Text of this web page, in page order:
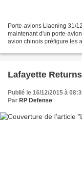
Porte-avions Liaoning 31/12/2015 Par latribune.fr Le pays disposait jusqu'à
maintenant d'un porte-
avion chinois préfigure les
Lafayette
Publié le 16/12/2015 à
Par RP Defense